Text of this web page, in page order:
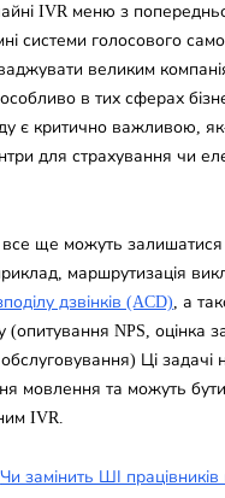
IVR меню з
системи голосового
великим
в тих сферах
є критично важливою,
для страхування чи
все ще можуть
маршрутизація
дзвінків (ACD) , а
(опитування NPS, оцінка
Ці задачі
мовлення та можуть
IVR.
Чи замінить ШІ працівників